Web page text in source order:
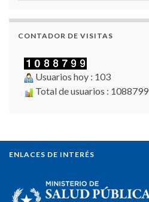
CONTADOR DE VISITAS
Usuarios hoy : 103
Total de usuarios : 1088799
ENLACES DE INTERÉS